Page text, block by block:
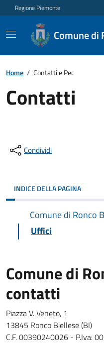
Regione Piemonte
Comune di
Home / Contatti e Pec
Contatti
Condividi
INDICE DELLA PAGINA
Comune di Ronco
Uffici
Comune di
contatti
Piazza V. Veneto, 1
13845 Ronco Biellese (BI)
C.F. 00390240026 - P.Iva: